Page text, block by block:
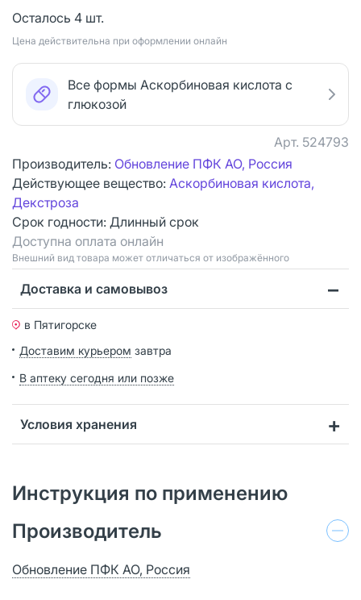
Осталось 4 шт.
Цена действительна при оформлении онлайн
Все формы Аскорбиновая кислота с
глюкозой
Арт. 524793
Производитель: Обновление ПФК АО, Россия
Действующее вещество: Аскорбиновая кислота,
Декстроза
Срок годности: Длинный срок
Доступна оплата онлайн
Bнешний вид товара может отличаться от изображённого
Доставка и самовывоз
в Пятигорске
Доставим курьером завтра
В аптеку сегодня или позже
Условия хранения
Инструкция по применению
Производитель
Обновление ПФК АО, Россия